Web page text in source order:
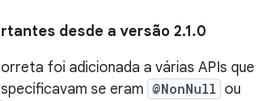
desde a versão 2.1.0
foi adicionada a várias APIs que
se eram @NonNull ou